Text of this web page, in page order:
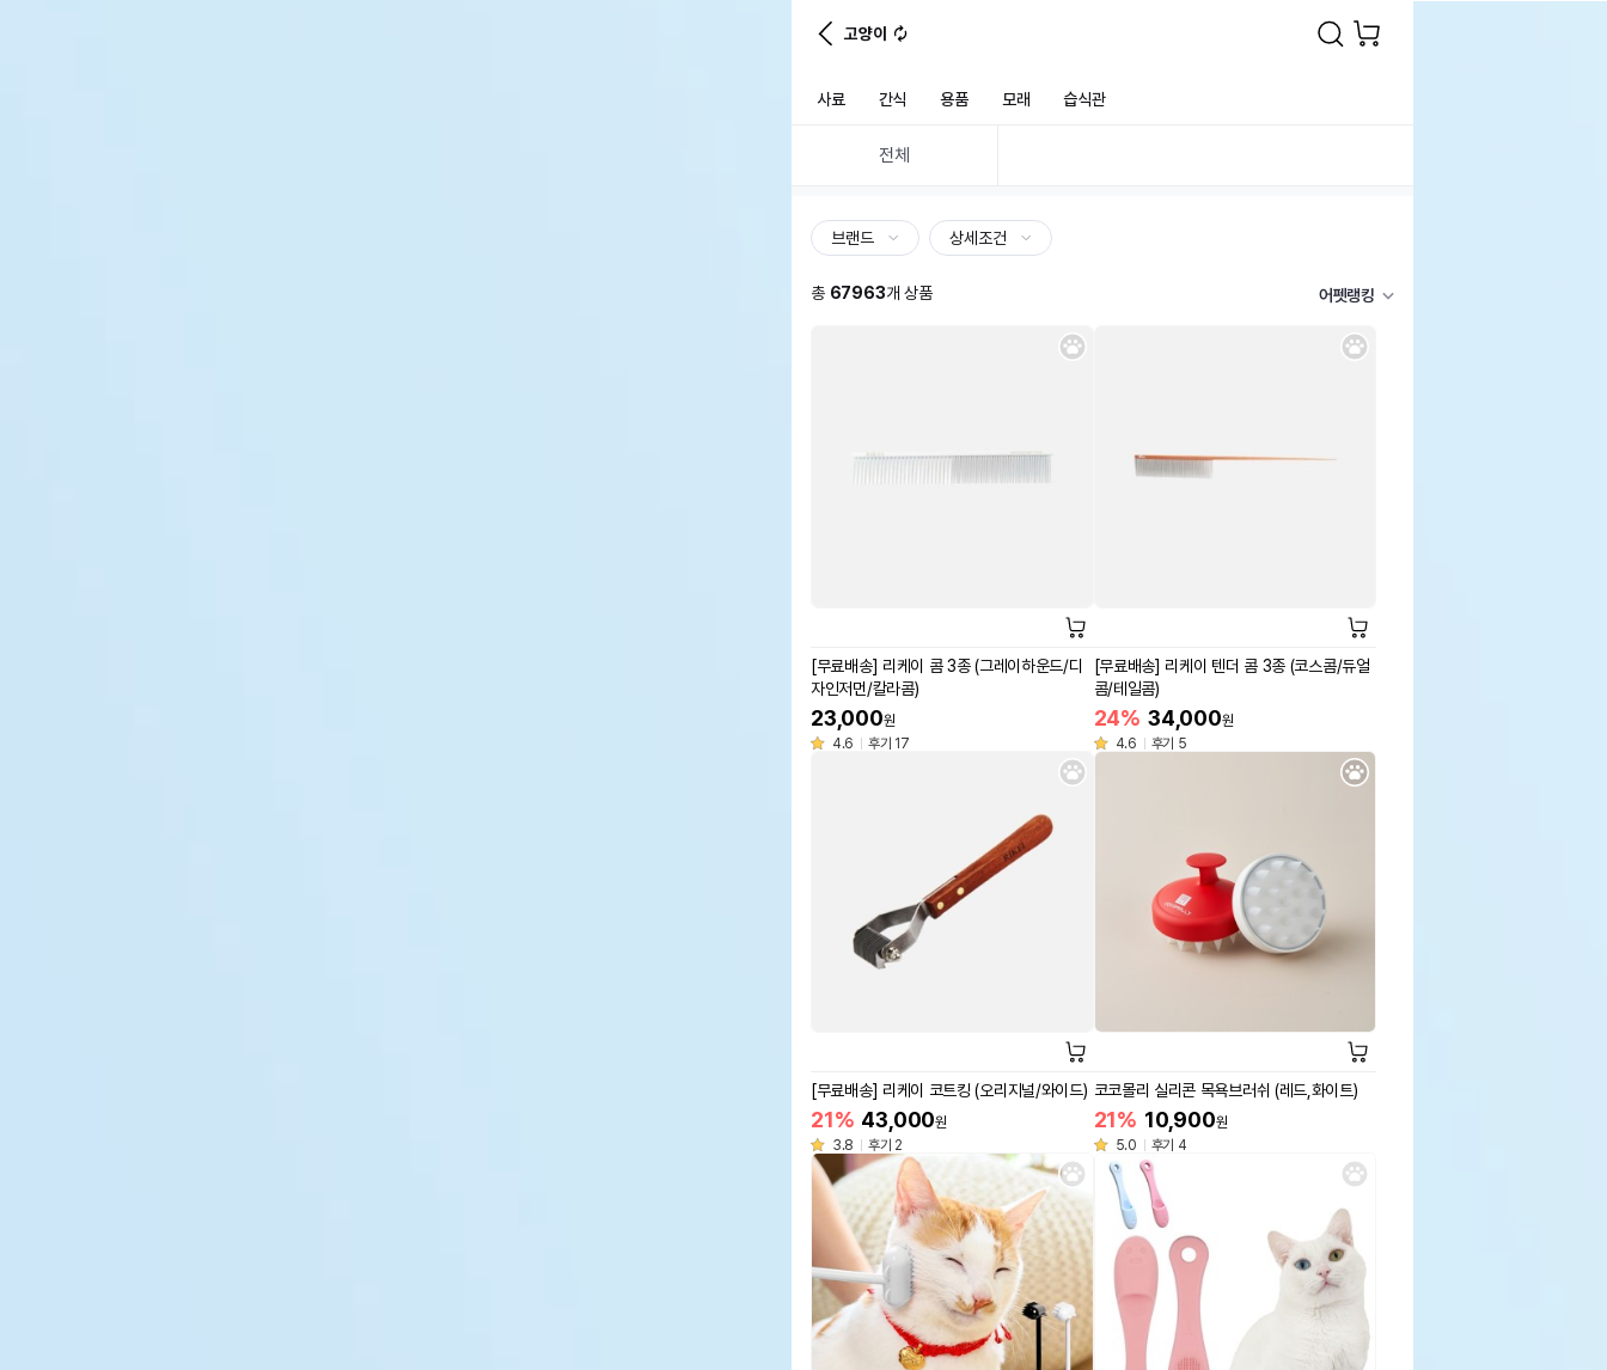
고양이
사료 간식 용품 모래 습식관
전체
브랜드 상세조건
총 67963개 상품 어펫랭킹
[무료배송] 리케이 콤 3종 (그레이하운드/디
자인저먼/칼라콤)
23,000원
4.6
후기 17
[무료배송] 리케이 텐더 콤 3종 (코스콤/듀얼
콤/테일콤)
24% 34,000원
4.6
후기 5
[무료배송] 리케이 코트킹 (오리지널/와이드)
21% 43,000원
3.8
후기 2
코코몰리 실리콘 목욕브러쉬 (레드,화이트)
21% 10,900원
5.0
후기 4